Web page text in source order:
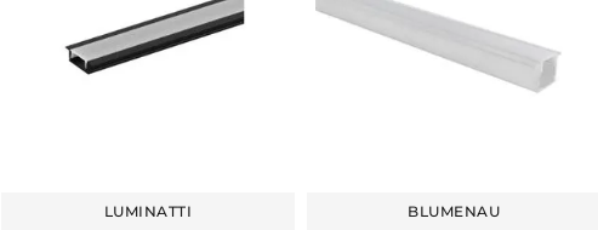
LUMINATTI BLUMENAU